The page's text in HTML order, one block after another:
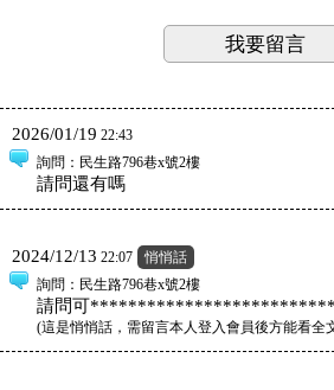
我要留言
2026/01/19 22:43
詢問 ：民生路796巷x號2樓
請問還有嗎
2024/12/13 22:07 悄悄話
詢問 ：民生路796巷x號2樓
請問可
(這是悄悄話，需留言本人登入會員後方能看全